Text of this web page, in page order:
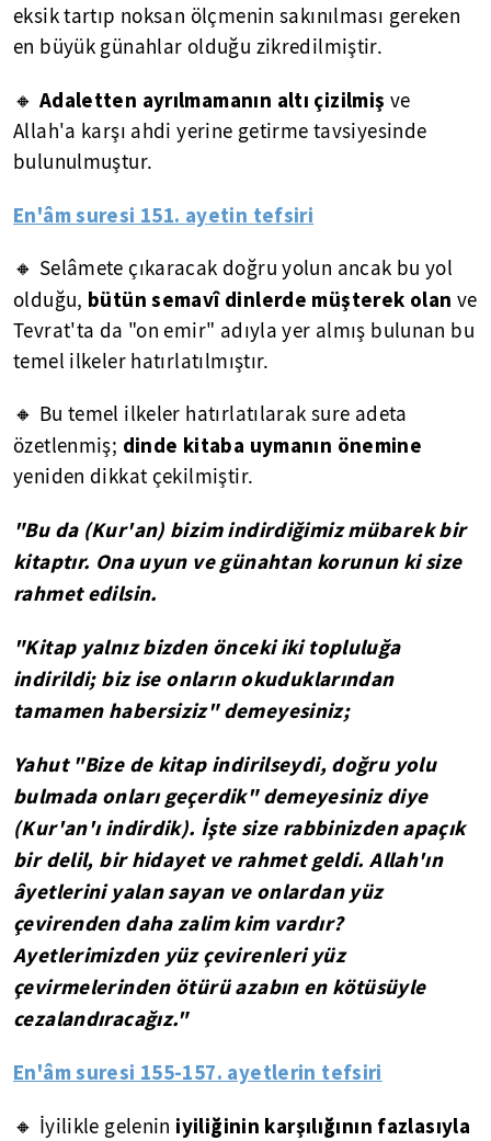
eksik tartıp noksan ölçmenin sakınılması gereken
en büyük günahlar olduğu zikredilmiştir.
🔸 Adaletten ayrılmamanın altı çizilmiş ve
Allah'a karşı ahdi yerine getirme tavsiyesinde
bulunulmuştur.
En'âm suresi 151. ayetin tefsiri
🔸 Selâmete çıkaracak doğru yolun ancak bu yol
olduğu, bütün semavî dinlerde müşterek olan ve
Tevrat'ta da "on emir" adıyla yer almış bulunan bu
temel ilkeler hatırlatılmıştır.
🔸 Bu temel ilkeler hatırlatılarak sure adeta
özetlenmiş; dinde kitaba uymanın önemine
yeniden dikkat çekilmiştir.
"Bu da (Kur'an) bizim indirdiğimiz mübarek bir
kitaptır. Ona uyun ve günahtan korunun ki size
rahmet edilsin.
"Kitap yalnız bizden önceki iki topluluğa
indirildi; biz ise onların okuduklarından
tamamen habersiziz" demeyesiniz;
Yahut "Bize de kitap indirilseydi, doğru yolu
bulmada onları geçerdik" demeyesiniz diye
(Kur'an'ı indirdik). İşte size rabbinizden apaçık
bir delil, bir hidayet ve rahmet geldi. Allah'ın
âyetlerini yalan sayan ve onlardan yüz
çevirenden daha zalim kim vardır?
Ayetlerimizden yüz çevirenleri yüz
çevirmelerinden ötürü azabın en kötüsüyle
cezalandıracağız."
En'âm suresi 155-157. ayetlerin tefsiri
🔸 İyilikle gelenin iyiliğinin karşılığının fazlasıyla